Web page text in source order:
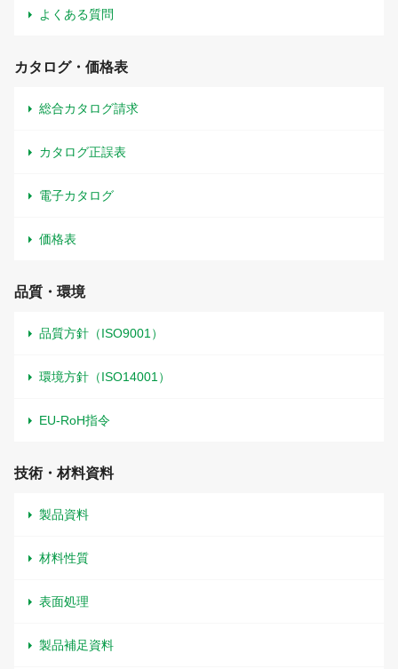
よくある質問
カタログ・価格表
総合カタログ請求
カタログ正誤表
電子カタログ
価格表
品質・環境
品質方針（ISO9001）
環境方針（ISO14001）
EU-RoH指令
技術・材料資料
製品資料
材料性質
表面処理
製品補足資料